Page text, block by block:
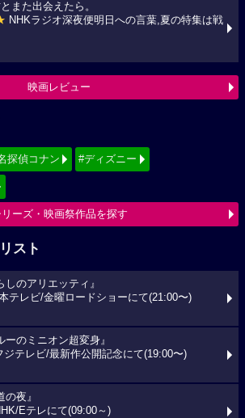
また出会えたら。
NHKラジオ深夜便明日への言葉,夏の特集は戦
映画レビュー
探偵コナン #ディズニー
リーズ・映画祭作品を探す
スト
しのアリエッティ』
テレビ/金曜ロードショーにて(21:00〜)
ーのミニオン超変身』
ジテレビ/最新作公開記念にて(19:00〜)
の夜』
Eテレにて(09:00～)